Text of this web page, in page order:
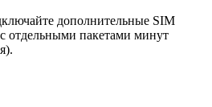
дополнительные SIM
отдельными пакетами минут